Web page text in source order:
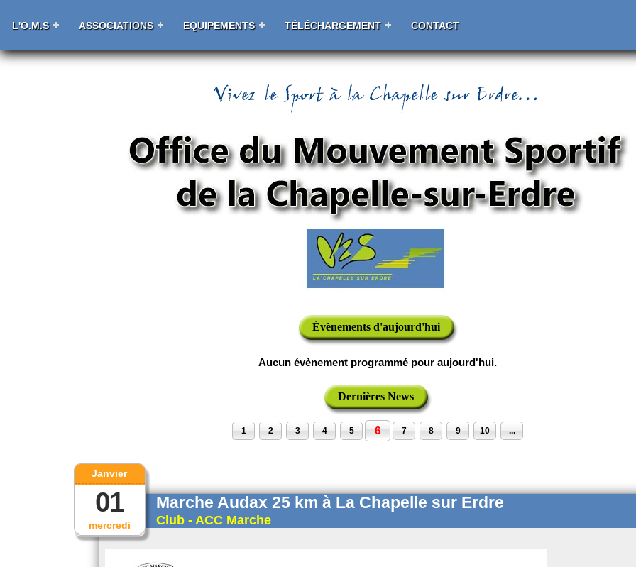
L'O.M.S ASSOCIATIONS EQUIPEMENTS TÉLÉCHARGEMENT CONTACT
Évènements d'aujourd'hui
Aucun évènement programmé pour aujourd'hui.
Dernières News
1 2 3 4 5 6 7 8 9 10 ...
mercredi
Janvier
01 Marche Audax 25 km à La Chapelle sur Erdre
Club - ACC Marche